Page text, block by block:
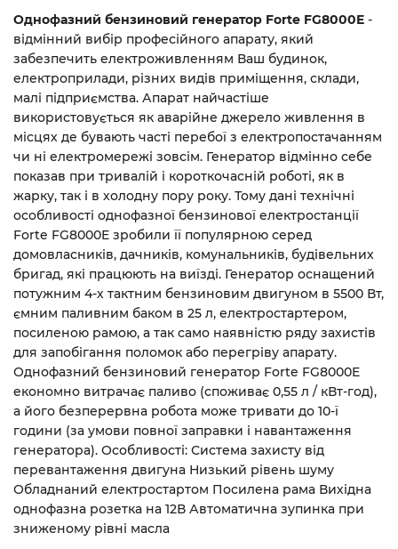
Однофазний бензиновий генератор Forte FG8000E -
відмінний вибір професійного апарату, який
забезпечить електроживленням Ваш будинок,
електроприлади, різних видів приміщення, склади,
малі підприємства. Апарат найчастіше
використовується як аварійне джерело живлення в
місцях де бувають часті перебої з електропостачанням
чи ні електромережі зовсім. Генератор відмінно себе
показав при тривалій і короткочасній роботі, як в
жарку, так і в холодну пору року. Тому дані технічні
особливості однофазної бензинової електростанції
Forte FG8000E зробили її популярною серед
домовласників, дачників, комунальників, будівельних
бригад, які працюють на виїзді. Генератор оснащений
потужним 4-х тактним бензиновим двигуном в 5500 Вт,
ємним паливним баком в 25 л, електростартером,
посиленою рамою, а так само наявністю ряду захистів
для запобігання поломок або перегріву апарату.
Однофазний бензиновий генератор Forte FG8000E
економно витрачає паливо (споживає 0,55 л / кВт-год),
а його безперервна робота може тривати до 10-ї
години (за умови повної заправки і навантаження
генератора). Особливості: Система захисту від
перевантаження двигуна Низький рівень шуму
Обладнаний електростартом Посилена рама Вихідна
однофазна розетка на 12В Автоматична зупинка при
зниженому рівні масла